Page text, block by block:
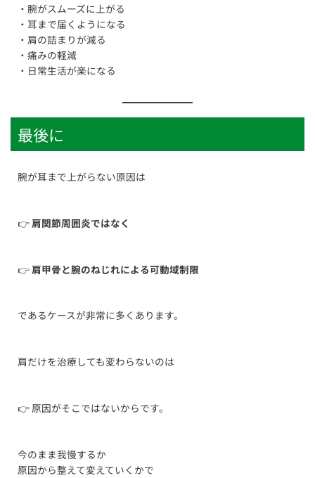
・腕がスムーズに上がる
・耳まで届くようになる
・肩の詰まりが減る
・痛みの軽減
・日常生活が楽になる
最後に
腕が耳まで上がらない原因は
👉 肩関節周囲炎ではなく
👉 肩甲骨と腕のねじれによる可動域制限
であるケースが非常に多くあります。
肩だけを治療しても変わらないのは
👉 原因がそこではないからです。
今のまま我慢するか
原因から整えて変えていくかで